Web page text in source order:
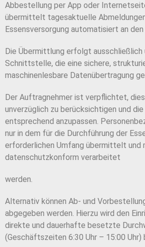
Abbestellung per App oder
übermittelt tagesaktuelle
Essensversorgung automatisiert an
Die Übermittlung erfolgt ausschließlich
Schnittstelle, die eine sichere,
maschinenlesbare Datenübertragung
Der Auftragnehmer ist verpflichtet,
unverzüglich zu berücksichtigen und
entsprechend anzupassen.
nur in dem für die Durchführung der
erforderlichen Umfang übermittelt und
datenschutzkonform verarbeitet
werden.
Alternativ können Ab- und
abgegeben werden. Hierzu wird den
direkte und dauerhafte besetzte
(Geschäftszeiten 6:30 Uhr – 15:00 Uhr)